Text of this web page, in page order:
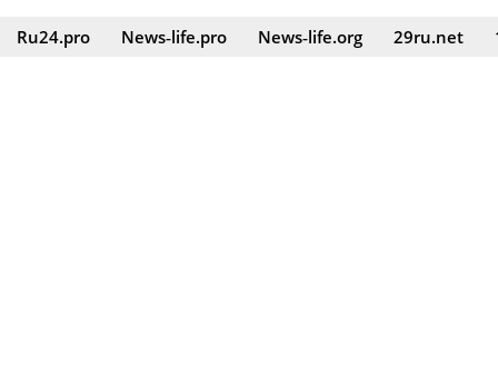
Ru24.pro News‑life.pro News‑life.org 29ru.net